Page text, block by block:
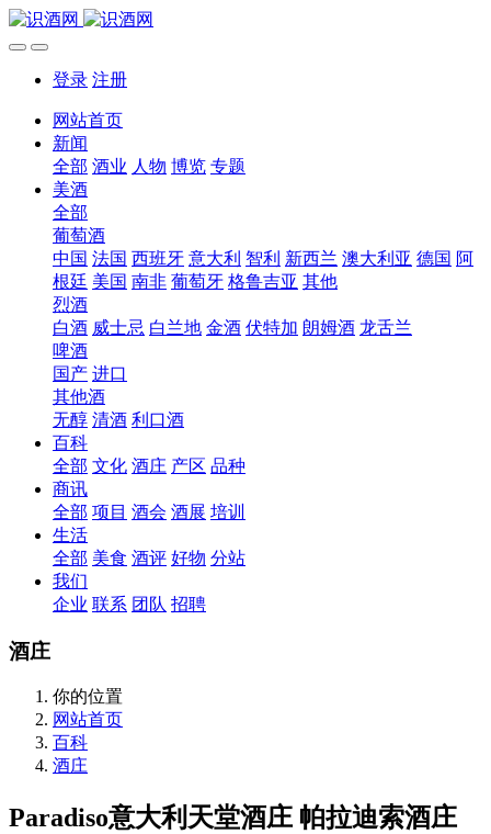
登录 注册
网站首页
新闻
全部 酒业 人物 博览 专题
美酒
全部
葡萄酒
中国 法国 西班牙 意大利 智利 新西兰 澳大利亚 德国 阿
根廷 美国 南非 葡萄牙 格鲁吉亚 其他
烈酒
白酒 威士忌 白兰地 金酒 伏特加 朗姆酒 龙舌兰
啤酒
国产 进口
其他酒
无醇 清酒 利口酒
百科
全部 文化 酒庄 产区 品种
商讯
全部 项目 酒会 酒展 培训
生活
全部 美食 酒评 好物 分站
我们
企业 联系 团队 招聘
酒庄
你的位置
网站首页
百科
酒庄
Paradiso意大利天堂酒庄 帕拉迪索酒庄